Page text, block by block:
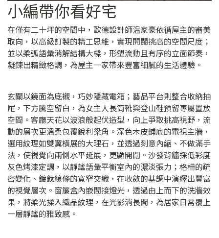
小編帶你看好宅
在僅有二十坪的空間中，歐德設計師温家豪依循屋主的審美
取向，以高級訂製的精工思維，實現開闊挑高的空間尺度；
並以柔弧語彙消解結構大樑，形塑流動且有序的立面節奏，
凝鍊出精緻格調，為屋主一家帶來豐富細膩的生活體驗。
玄關以鏡面為底襯，巧妙隱藏電箱；藝品平台則整合收納抽
屜，下方騰空留白，為女主人長筒靴與登山鞋預留專屬置放
空間。客廳天花以波浪般起伏造型，向上爭取挑高視野，流
動的層次更溫柔包覆銳利梁角。深色木皮鋪底的電視主牆，
選用紋理如雙翼橫展的大理石，並透過刻意內縮、不做滿手
法，使視覺向兩側水平延展，更顯開闊。沙發背牆採低彩度
灰色烤漆定調，以靜謐語彙平衡室內的濃淡張力；格柵的疏
密變化、鍍鈦線條的寬窄交織，在收斂的基調中演繹出豐富
的視覺層次。窗簾盒內嵌間接燈光，透過由上而下的洗牆效
果，將柔光揉入織品紋理，在光影消長間，為居家日常覆上
一層靜謐的雅致感。